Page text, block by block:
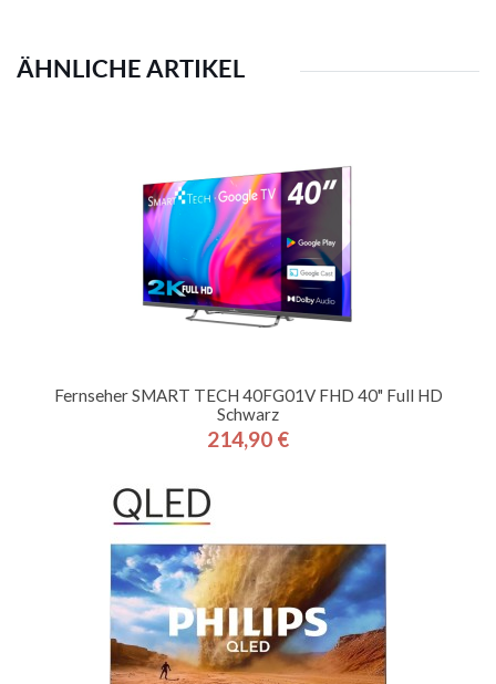
ÄHNLICHE ARTIKEL
Fernseher SMART TECH 40FG01V FHD 40" Full HD
Schwarz
Preis
214,90 €